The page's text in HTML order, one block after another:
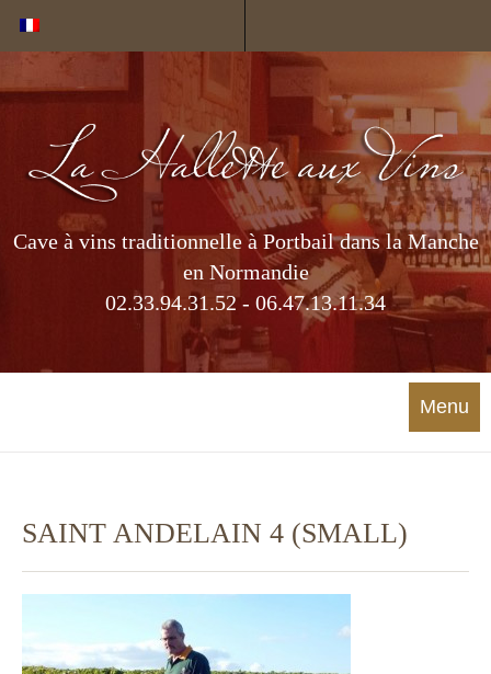
Cave à vins traditionnelle à Portbail dans la Manche
en Normandie
02.33.94.31.52 - 06.47.13.11.34
Menu
SAINT ANDELAIN 4 (SMALL)
Cookies management panel